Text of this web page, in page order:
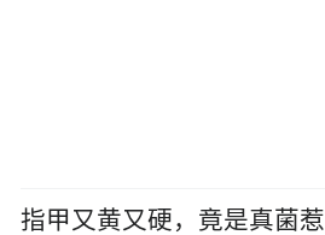
指甲又黄又硬，竟是真菌惹